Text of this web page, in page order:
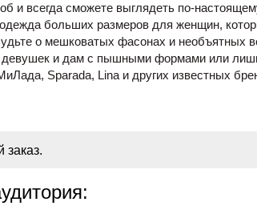
и всегда сможете выглядеть по-
одежда больших размеров для женщин,
о мешковатых фасонах и
и дам с пышными формами или
Sparada, Lina и других известных